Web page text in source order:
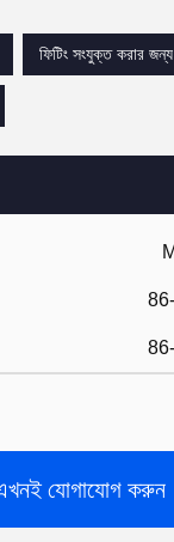
যোগাযোগ করুন
ফিটিং সংযুক্ত করার জন্য